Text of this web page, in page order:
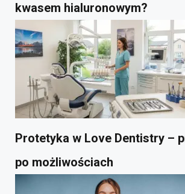
kwasem hialuronowym?
Protetyka w Love Dentistry –
po możliwościach